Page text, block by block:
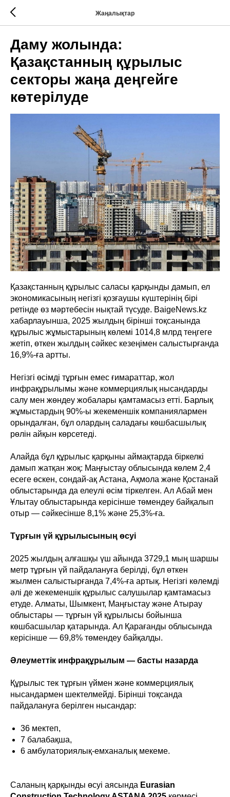
Жаңалықтар
Даму жолында:
Қазақстанның құрылыс
секторы жаңа деңгейге
көтерілуде
Қазақстанның құрылыс саласы қарқынды дамып, ел
экономикасының негізгі қозғаушы күштерінің бірі
ретінде өз мәртебесін нықтай түсуде. BaigeNews.kz
хабарлауынша, 2025 жылдың бірінші тоқсанында
құрылыс жұмыстарының көлемі 1014,8 млрд теңгеге
жетіп, өткен жылдың сәйкес кезеңімен салыстырғанда
16,9%-ға артты.
Негізгі өсімді тұрғын емес ғимараттар, жол
инфрақұрылымы және коммерциялық нысандарды
салу мен жөндеу жобалары қамтамасыз етті. Барлық
жұмыстардың 90%-ы жекеменшік компаниялармен
орындалған, бұл олардың саладағы көшбасшылық
рөлін айқын көрсетеді.
Алайда бұл құрылыс қарқыны аймақтарда біркелкі
дамып жатқан жоқ: Маңғыстау облысында көлем 2,4
есеге өскен, сондай-ақ Астана, Ақмола және Қостанай
облыстарында да елеулі өсім тіркелген. Ал Абай мен
Ұлытау облыстарында керісінше төмендеу байқалып
отыр — сәйкесінше 8,1% және 25,3%-ға.
Тұрғын үй құрылысының өсуі
2025 жылдың алғашқы үш айында 3729,1 мың шаршы
метр тұрғын үй пайдалануға берілді, бұл өткен
жылмен салыстырғанда 7,4%-ға артық. Негізгі көлемді
әлі де жекеменшік құрылыс салушылар қамтамасыз
етуде. Алматы, Шымкент, Маңғыстау және Атырау
облыстары — тұрғын үй құрылысы бойынша
көшбасшылар қатарында. Ал Қарағанды облысында
керісінше — 69,8% төмендеу байқалды.
Әлеуметтік инфрақұрылым — басты назарда
Құрылыс тек тұрғын үймен және коммерциялық
нысандармен шектелмейді. Бірінші тоқсанда
пайдалануға берілген нысандар:
36 мектеп,
7 балабақша,
6 амбулаториялық-емханалық мекеме.
Саланың қарқынды өсуі аясында Eurasian